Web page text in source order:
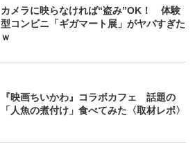
カメラに映らなければ“盗み”OK！ 体験
型コンビニ「ギガマート展」がヤバすぎた
ｗ
『映画ちいかわ』コラボカフェ 話題の
「人魚の煮付け」食べてみた〈取材レポ〉